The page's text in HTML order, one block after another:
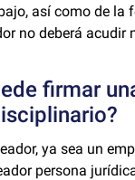
así como de la
no deberá acudir
firmar
ya sea un
persona